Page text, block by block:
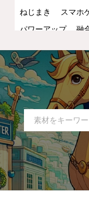
ねじまき スマホ
パワーアップ 融
スピードアップ
歩き サッカー
罠 宇宙 夜空
2D スポーツ
スペース モノク
乗り物 スカイブ
虫 アイテム ト
ナマズ レースゲ